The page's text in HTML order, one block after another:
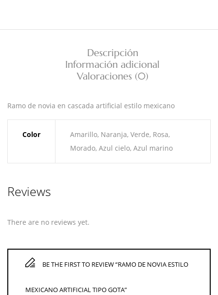
Descripción
Información adicional
Valoraciones (0)
Ramo de novia en cascada artificial estilo mexicano
Color
Amarillo, Naranja, Verde, Rosa,
Morado, Azul cielo, Azul marino
Reviews
There are no reviews yet.
BE THE FIRST TO REVIEW “RAMO DE NOVIA ESTILO
MEXICANO ARTIFICIAL TIPO GOTA”